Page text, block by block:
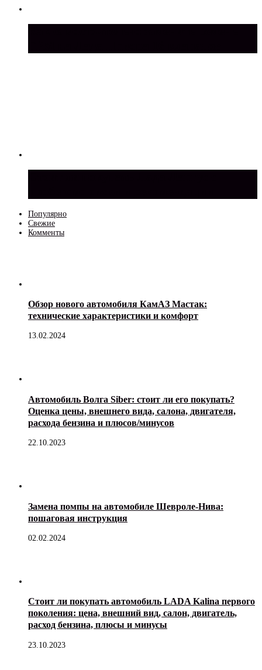
Популярно
Свежие
Комменты
Обзор нового автомобиля КамАЗ Мастак:
технические характеристики и комфорт
13.02.2024
Автомобиль Волга Siber: стоит ли его покупать?
Оценка цены, внешнего вида, салона, двигателя,
расхода бензина и плюсов/минусов
22.10.2023
Замена помпы на автомобиле Шевроле-Нива:
пошаговая инструкция
02.02.2024
Стоит ли покупать автомобиль LADA Kalina первого
поколения: цена, внешний вид, салон, двигатель,
расход бензина, плюсы и минусы
23.10.2023